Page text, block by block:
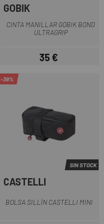
GOBIK
CINTA MANILLAR GOBIK BOND
ULTRAGRIP
Precio
35 €
-39%
SIN STOCK
CASTELLI
BOLSA SILLÍN CASTELLI MINI